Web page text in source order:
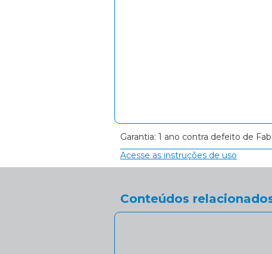
Garantia: 1 ano contra defeito de
Acesse as instruções de uso
Conteúdos